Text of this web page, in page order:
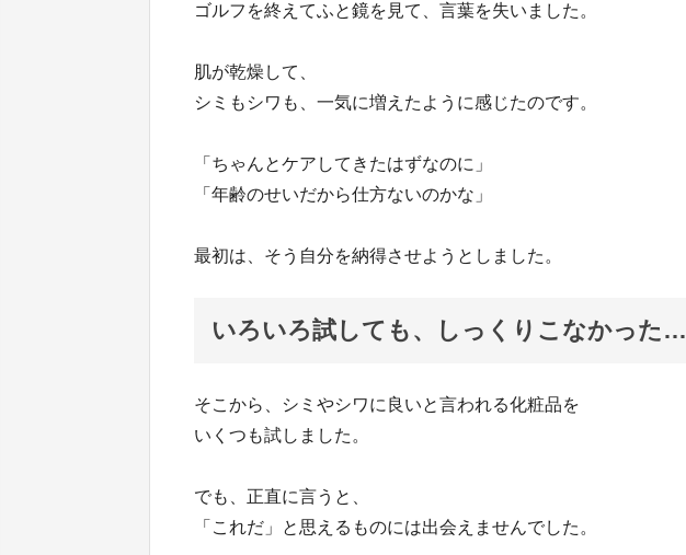
ゴルフを終えてふと鏡を見て、言葉を失いました。
肌が乾燥して、
シミもシワも、一気に増えたように感じたのです。
「ちゃんとケアしてきたはずなのに」
「年齢のせいだから仕方ないのかな」
最初は、そう自分を納得させようとしました。
いろいろ試しても、しっくりこなかった…
そこから、シミやシワに良いと言われる化粧品を
いくつも試しました。
でも、正直に言うと、
「これだ」と思えるものには出会えませんでした。